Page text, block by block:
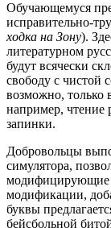
Обучающемуся
исправительно-
ходка на Зону).
литературном
будут всячески
свободу с чистой
возможно, только
например, чтение
запинки.
Добровольцы
симулятора,
модифицирующие
модификации,
буквы
бейсбольной